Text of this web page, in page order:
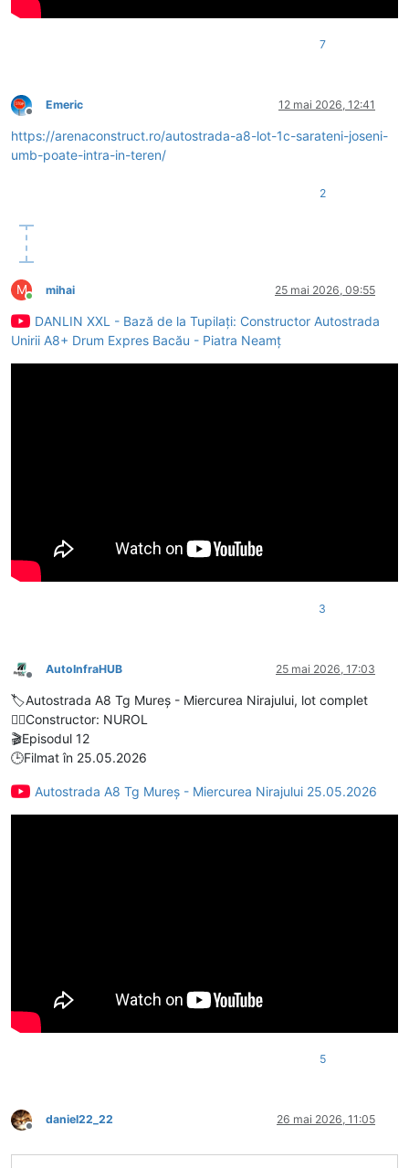
7
Deconectat
Emeric 12 mai 2026, 12:41
https://arenaconstruct.ro/autostrada-a8-lot-1c-sarateni-joseni-
umb-poate-intra-in-teren/
2
M
Conectat
mihai 25 mai 2026, 09:55
DANLIN XXL - Bază de la Tupilați: Constructor Autostrada
Unirii A8+ Drum Expres Bacău - Piatra Neamț
3
Deconectat
AutoInfraHUB 25 mai 2026, 17:03
🏷️Autostrada A8 Tg Mureș - Miercurea Nirajului, lot complet
👷‍♂️Constructor: NUROL
🎬Episodul 12
🕒Filmat în 25.05.2026
Autostrada A8 Tg Mureș - Miercurea Nirajului 25.05.2026
5
Deconectat
daniel22_22 26 mai 2026, 11:05